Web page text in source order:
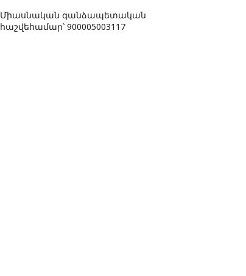
Միասնական գանձապետական
հաշվեհամար՝ 900005003117